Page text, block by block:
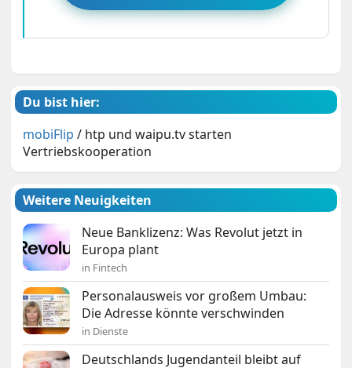
Du bist hier:
mobiFlip / htp und waipu.tv starten
Vertriebskooperation
Weitere Neuigkeiten
Neue Banklizenz: Was Revolut jetzt in
Europa plant
in Fintech
Personalausweis vor großem Umbau:
Die Adresse könnte verschwinden
in Dienste
Deutschlands Jugendanteil bleibt auf